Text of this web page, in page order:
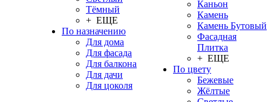
Тёмный
+ ЕЩЕ
По назначению
Для дома
Для фасада
Для балкона
Для дачи
Для цоколя
Каньон
Камень
Камень Бутовый
Фасадная
Плитка
+ ЕЩЕ
По цвету
Бежевые
Жёлтые